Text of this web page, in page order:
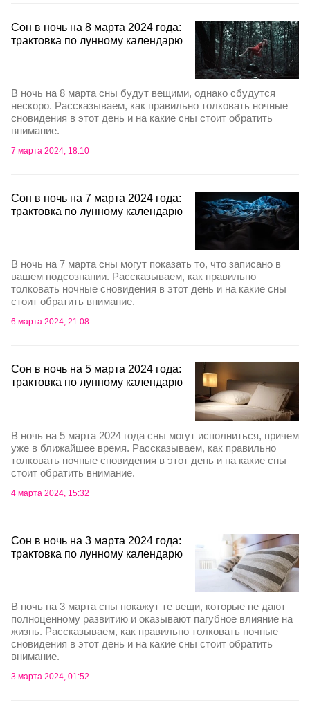
Сон в ночь на 8 марта 2024 года:
трактовка по лунному календарю
В ночь на 8 марта сны будут вещими, однако сбудутся
нескоро. Рассказываем, как правильно толковать ночные
сновидения в этот день и на какие сны стоит обратить
внимание.
7 марта 2024, 18:10
Сон в ночь на 7 марта 2024 года:
трактовка по лунному календарю
В ночь на 7 марта сны могут показать то, что записано в
вашем подсознании. Рассказываем, как правильно
толковать ночные сновидения в этот день и на какие сны
стоит обратить внимание.
6 марта 2024, 21:08
Сон в ночь на 5 марта 2024 года:
трактовка по лунному календарю
В ночь на 5 марта 2024 года сны могут исполниться, причем
уже в ближайшее время. Рассказываем, как правильно
толковать ночные сновидения в этот день и на какие сны
стоит обратить внимание.
4 марта 2024, 15:32
Сон в ночь на 3 марта 2024 года:
трактовка по лунному календарю
В ночь на 3 марта сны покажут те вещи, которые не дают
полноценному развитию и оказывают пагубное влияние на
жизнь. Рассказываем, как правильно толковать ночные
сновидения в этот день и на какие сны стоит обратить
внимание.
3 марта 2024, 01:52